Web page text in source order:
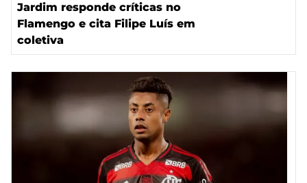
Jardim responde críticas no
Flamengo e cita Filipe Luís em
coletiva